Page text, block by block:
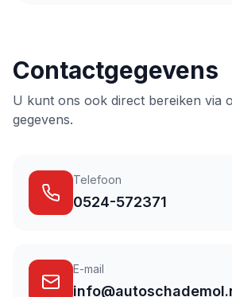
Contactgegevens
U kunt ons ook direct bereiken via
gegevens.
Telefoon
0524-572371
E-mail